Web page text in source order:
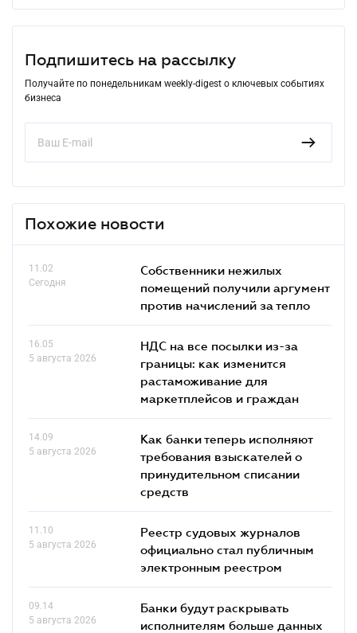
Подпишитесь на рассылку
Получайте по понедельникам weekly-digest о ключевых событиях
бизнеса
Похожие новости
11.02
Сегодня
Собственники нежилых
помещений получили аргумент
против начислений за тепло
16.05
5 августа 2026
НДС на все посылки из-за
границы: как изменится
растаможивание для
маркетплейсов и граждан
14.09
5 августа 2026
Как банки теперь исполняют
требования взыскателей о
принудительном списании
средств
11.10
5 августа 2026
Реестр судовых журналов
официально стал публичным
электронным реестром
09.14
5 августа 2026
Банки будут раскрывать
исполнителям больше данных